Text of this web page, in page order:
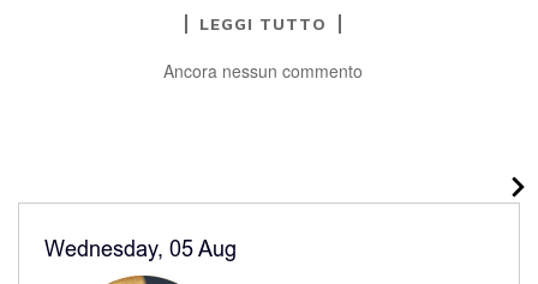
LEGGI TUTTO
Ancora nessun commento